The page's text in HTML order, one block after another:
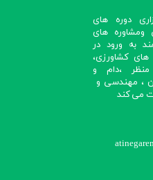
دوره های
ومشاوره های
به ورود در
های کشاورزی،
منظر ،دام و
، مهندسی و
می کند​​​​​​​